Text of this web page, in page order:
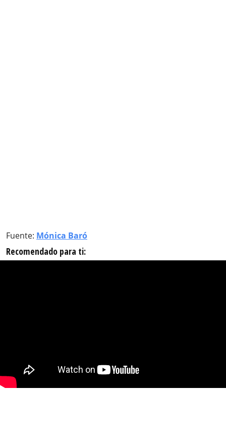
Fuente: Mónica Baró
Recomendado para ti: